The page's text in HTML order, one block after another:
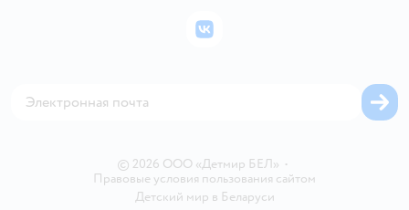
Политика использования файлов cookie
Бонусные карты
© 2026 ООО «Детмир БЕЛ» •
Правовые условия пользования сайтом
Детский мир в Беларуси
ВКонтакте